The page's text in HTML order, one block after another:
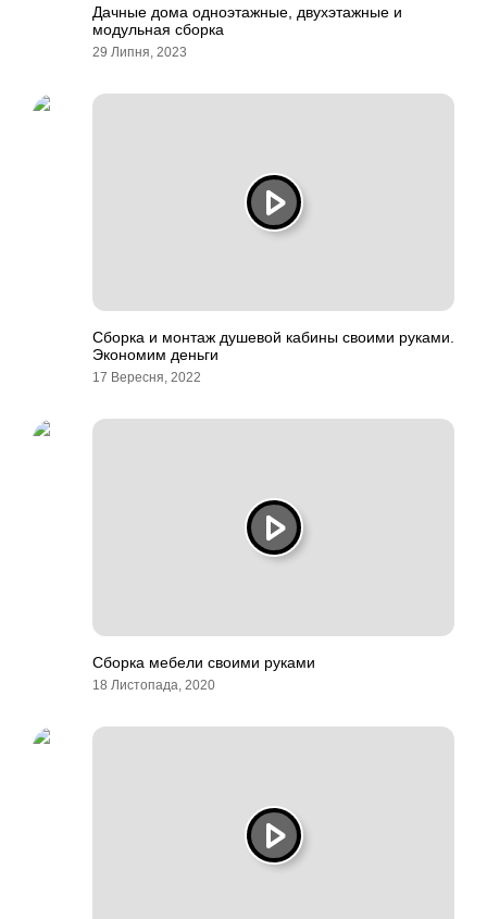
Дачные дома одноэтажные, двухэтажные и
модульная сборка
29 Липня, 2023
Сборка и монтаж душевой кабины своими руками.
Экономим деньги
17 Вересня, 2022
Сборка мебели своими руками
18 Листопада, 2020